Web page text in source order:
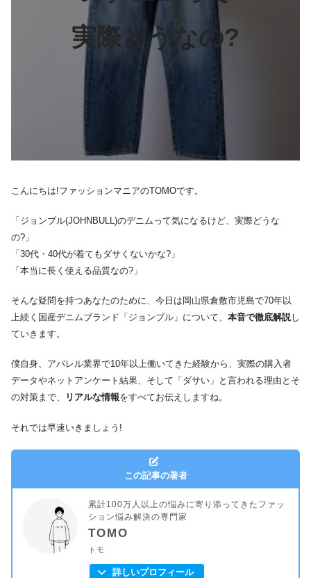
実際どうなの?
こんにちは!ファッションマニアのTOMOです。
「ジョンブル(JOHNBULL)のデニムって気になるけど、実際どうな
の?」
「30代・40代が着てもダサくないかな?」
「本当に長く使える品質なの?」
そんな疑問を持つあなたのために、今日は岡山県倉敷市児島で70年以
上続く国産デニムブランド「ジョンブル」について、 本音で徹底解説し
ていきます。
僕自身、アパレル業界で10年以上働いてきた経験から、実際の購入者
データやネットアンケート結果、そして「ダサい」と言われる理由とそ
の対策まで、
リアルな情報をすべてお伝えしますね。
それでは早速いきましょう!
この記事の著者
累計100万人以上の悩みに寄り添ってきたファッ
ション悩み解決の専門家
TOMO
トモ
詳しいプロフィール